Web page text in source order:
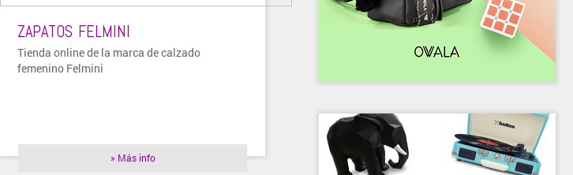
ZAPATOS FELMINI
Tienda online de la marca de calzado
femenino Felmini
» Más info